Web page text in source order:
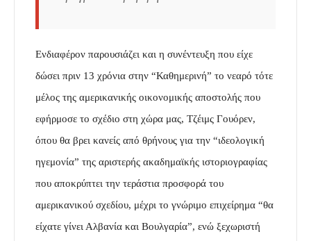
Ενδιαφέρον παρουσιάζει και η συνέντευξη που είχε
δώσει πριν 13 χρόνια στην “Καθημερινή” το νεαρό τότε
μέλος της αμερικανικής οικονομικής αποστολής που
εφήρμοσε το σχέδιο στη χώρα μας, Τζέιμς Γουόρεν,
όπου θα βρει κανείς από θρήνους για την “ιδεολογική
ηγεμονία” της αριστερής ακαδημαϊκής ιστοριογραφίας
που αποκρύπτει την τεράστια προσφορά του
αμερικανικού σχεδίου, μέχρι το γνώριμο επιχείρημα “θα
είχατε γίνει Αλβανία και Βουλγαρία”, ενώ ξεχωριστή